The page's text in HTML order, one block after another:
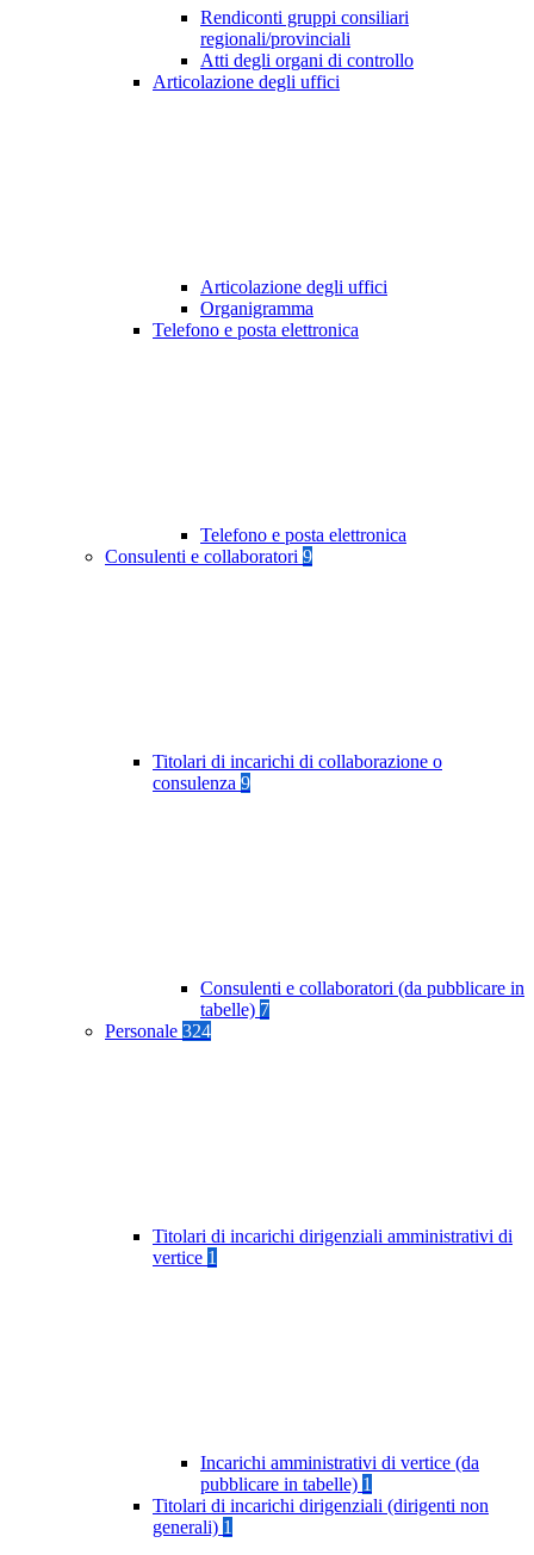
Rendiconti gruppi consiliari
regionali/provinciali
Atti degli organi di controllo
Articolazione degli uffici
Articolazione degli uffici
Organigramma
Telefono e posta elettronica
Telefono e posta elettronica
Consulenti e collaboratori 9
Titolari di incarichi di collaborazione o
consulenza 9
Consulenti e collaboratori (da pubblicare in
tabelle) 7
Personale 324
Titolari di incarichi dirigenziali amministrativi di
vertice 1
Incarichi amministrativi di vertice (da
pubblicare in tabelle) 1
Titolari di incarichi dirigenziali (dirigenti non
generali) 1